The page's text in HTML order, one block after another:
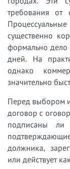
требования от
существенно
формально дело
дней. На
однако
значительно
Перед выбором
договор с
подписаны
должника,
или действует